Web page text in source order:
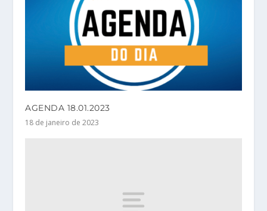
AGENDA 18.01.2023
18 de janeiro de 2023